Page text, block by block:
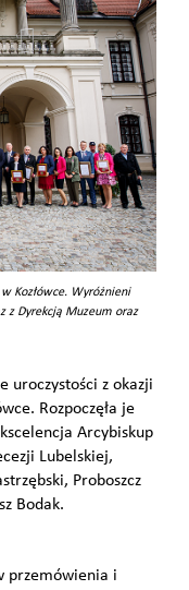
Kozłówce. Wyróżnieni
z Dyrekcją Muzeum oraz
uroczystości z okazji
Rozpoczęła je
Arcybiskup
Lubelskiej,
Proboszcz
Bodak.
przemówienia i